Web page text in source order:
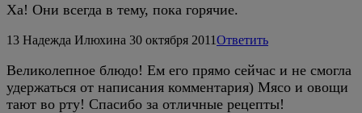
Ха! Они всегда в тему, пока горячие.
13 Надежда Илюхина 30 октября 2011Ответить
Великолепное блюдо! Ем его прямо сейчас и не смогла
удержаться от написания комментария) Мясо и овощи
тают во рту! Спасибо за отличные рецепты!